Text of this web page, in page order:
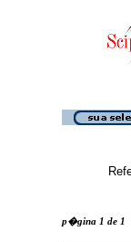
p�gina 1 de 1